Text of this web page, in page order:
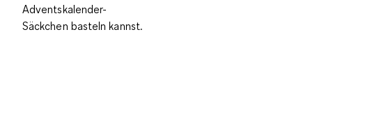
Adventskalender-
Säckchen bastelnkannst.